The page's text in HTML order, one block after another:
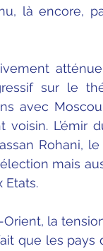
là encore,
sur le
avec
L’émir
Rohani,
mais
Etats.
la
que les pays